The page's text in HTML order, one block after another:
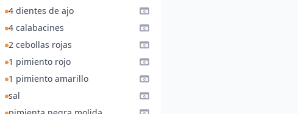
4 dientes de ajo
4 calabacines
2 cebollas rojas
1 pimiento rojo
1 pimiento amarillo
sal